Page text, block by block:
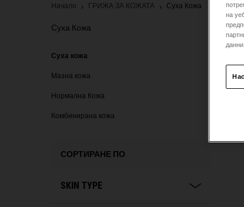
Начало ГРИЖА ЗА КОЖАТА Суха Кожа
Суха Кожа
Суха кожа
Суха кожа
Мазна кожа
Нормална Кожа
Комбинирана кожа
СОРТИРАНЕ ПО
SKIN TYPE
на
данни.